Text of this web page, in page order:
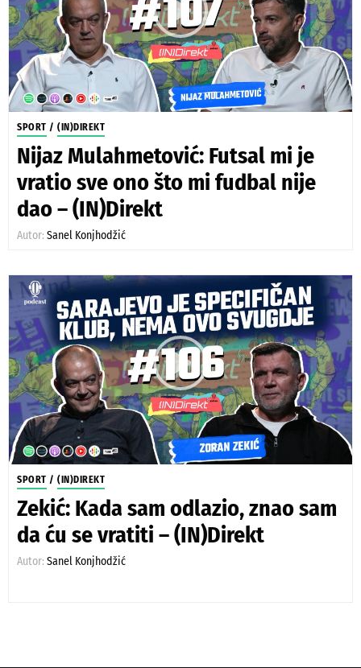
SPORT / (IN)DIREKT
Nijaz Mulahmetović: Futsal mi je
vratio sve ono što mi fudbal nije
dao – (IN)Direkt
Autor: Sanel Konjhodžić
SPORT / (IN)DIREKT
Zekić: Kada sam odlazio, znao sam
da ću se vratiti – (IN)Direkt
Autor: Sanel Konjhodžić